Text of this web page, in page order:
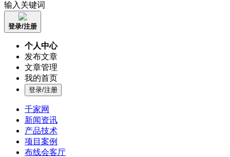
输入关键词
登录/注册
个人中心
发布文章
文章管理
我的首页
登录/注册
千家网
新闻资讯
产品技术
项目案例
布线会客厅